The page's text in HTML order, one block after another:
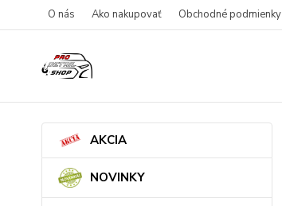
O nás Ako nakupovať Obchodné podmienky
AKCIA
NOVINKY